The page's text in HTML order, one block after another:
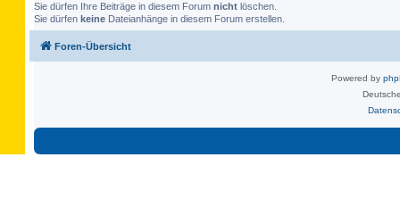
Sie dürfen Ihre Beiträge in diesem Forum nicht löschen.
Sie dürfen keine Dateianhänge in diesem Forum erstellen.
Foren-Übersicht
Powered by